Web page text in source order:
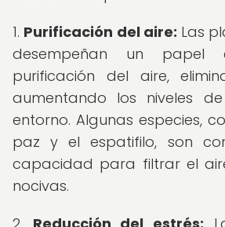
1. Purificación del aire: Las
desempeñan un
purificación del aire,
aumentando los niveles
entorno. Algunas especies,
paz y el espatifilo, son
capacidad para filtrar el
nocivas.